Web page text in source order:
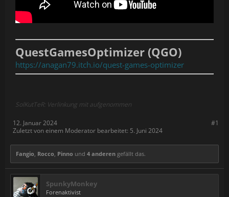
QuestGamesOptimizer (QGO)
https://anagan79.itch.io/quest-games-optimizer
SolKutTeR: Verlinkung mit aufgenommen
#1
12. Januar 2024
Zuletzt von einem Moderator bearbeitet: 5. Juni 2024
Fangio, Rocco, Pinno und 4 anderen gefällt das.
SpunkyMonkey
Forenaktivist